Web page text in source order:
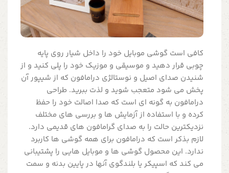
کافی است گوشی موبایل خود را داخل شیار روی پایه
چوبی قرار دهید و موسیقی و موزیک خود را پلی کنید و از
شنیدن صدای اصیل و نوستالژی درامافون که از شیپور آن
پخش می شود متعجب شوید و لذت ببرید. طراحی
درامافون به گونه ای است که صدا اصالت خود را حفظ
کرده و با استفاده از آزمایش ها و بررسی های مختلف
نزدیکترین حالت را به صدای گرامافون های قدیمی دارد.
لازم بذکر است که درامافون برای همه گوشی ها کاربرد
ندارد. این محصول گوشی ها و موبایل هایی را پشتیبانی
می کند که اسپیکر یا بلندگوی آنها در پایین بدنه و سمت